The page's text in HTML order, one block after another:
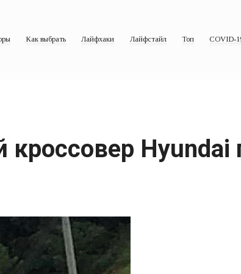
Как выбрать Лайфхаки Лайфстайл Топ COVID-
Hyundai